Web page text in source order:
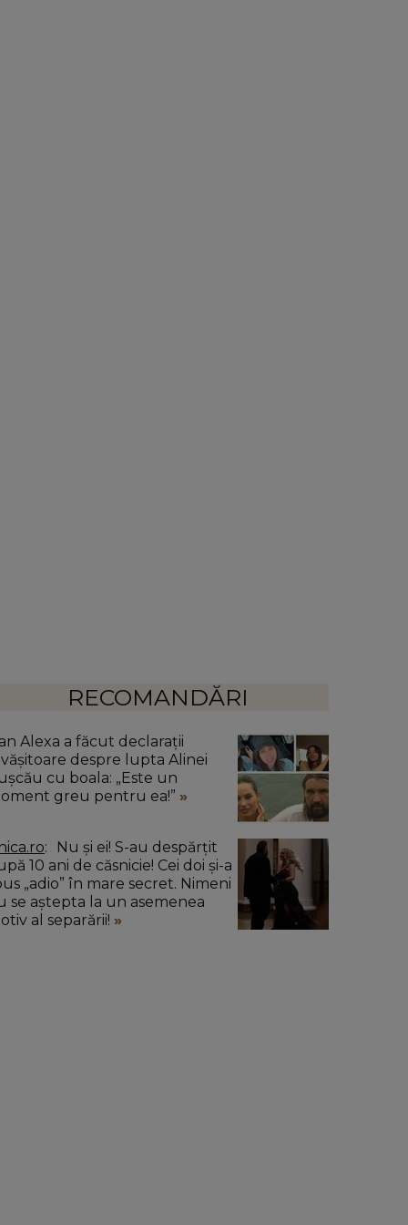
RECOMANDĂRI
Alexa a făcut declarații
despre lupta Alinei
cu boala: „Este un
greu pentru ea!”
10 ani de căsnicie! Cei doi și-a
„adio” în mare secret. Nimeni
se aștepta la un asemenea
al separării!